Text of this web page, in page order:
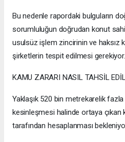
Bu nedenle rapordaki bulguların
sorumluluğun doğrudan konut
usulsüz işlem zincirinin ve haksız
şirketlerin tespit edilmesi gerekiyor.
KAMU ZARARI NASIL TAHSİL
Yaklaşık 520 bin metrekarelik fazla
kesinleşmesi halinde ortaya çıkan
tarafından hesaplanması